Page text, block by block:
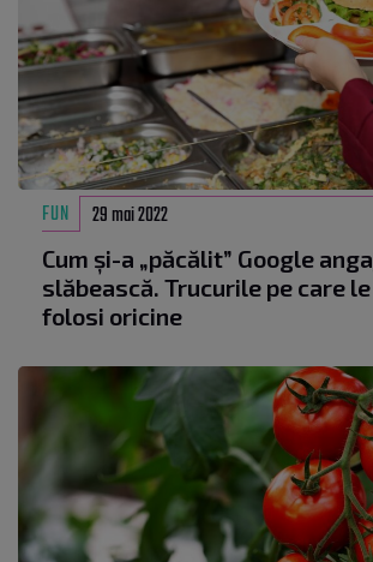
FUN 29 mai 2022
Cum și-a „păcălit” Google
slăbească. Trucurile pe care
folosi oricine